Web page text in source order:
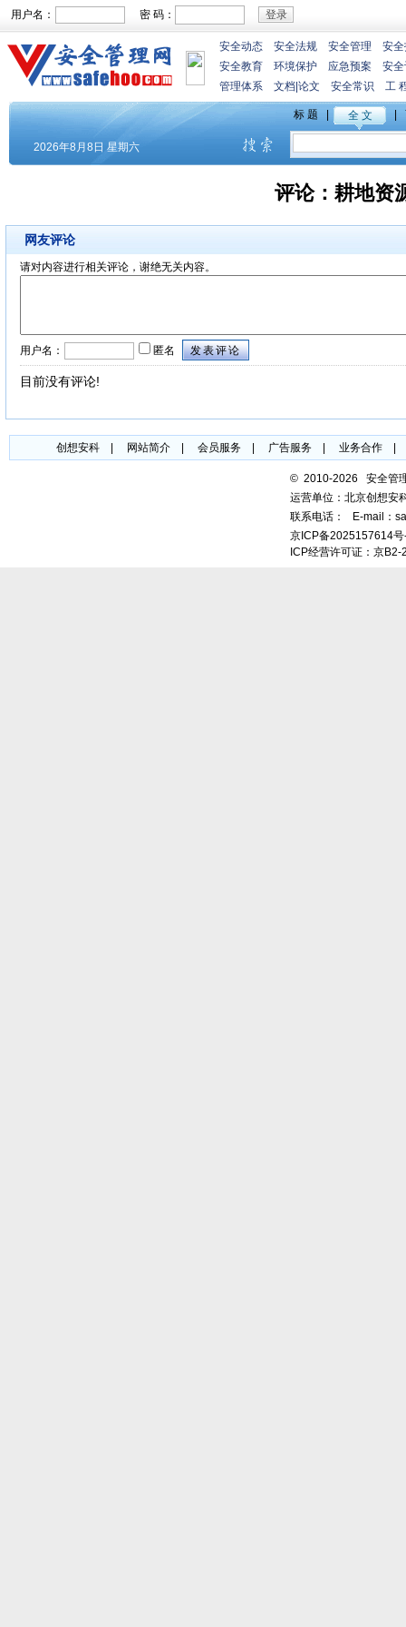
用户名： 密 码：
安全动态 安全法规 安全管理
安
安全教育
环境保护 应急预案
安
管理体系
文档 论文 安全常识 工
评论： 耕地资
网友评论
请对内容进行相关评论，谢绝无关内容。
用户名： 匿名
目前没有评论!
创想安科| 网站简介| 会员服务| 广告服务| 业务合作|
© 2010-2026 安全
运营单位：北京创想安
联系电话：
E-mail：
京ICP备2025157614
ICP经营许可证：京